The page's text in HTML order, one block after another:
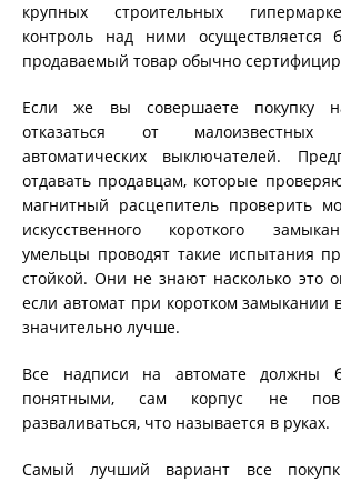
крупных строительных
контроль над ними осуществляется
продаваемый товар обычно
Если же вы совершаете покупку
отказаться от
автоматических выключателей.
отдавать продавцам, которые
магнитный расцепитель проверить
искусственного короткого
умельцы проводят такие испытания
стойкой. Они не знают насколько это
если автомат при коротком замыкании
значительно лучше.
Все надписи на автомате должны
понятными, сам корпус не
разваливаться, что называется в руках.
Самый лучший вариант все